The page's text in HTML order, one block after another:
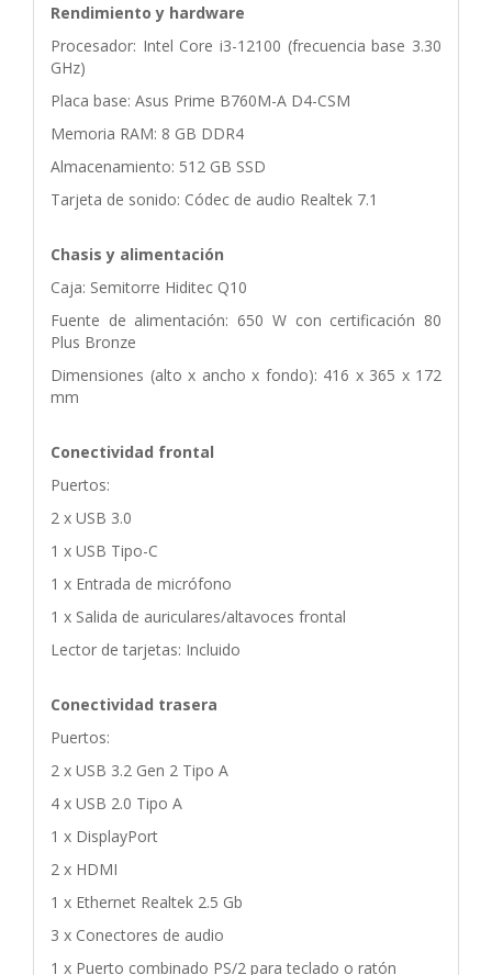
Rendimiento y hardware
Procesador: Intel Core i3-12100 (frecuencia base 3.30
GHz)
Placa base: Asus Prime B760M-A D4-CSM
Memoria RAM: 8 GB DDR4
Almacenamiento: 512 GB SSD
Tarjeta de sonido: Códec de audio Realtek 7.1
Chasis y alimentación
Caja: Semitorre Hiditec Q10
Fuente de alimentación: 650 W con certificación 80
Plus Bronze
Dimensiones (alto x ancho x fondo): 416 x 365 x 172
mm
Conectividad frontal
Puertos:
2 x USB 3.0
1 x USB Tipo-C
1 x Entrada de micrófono
1 x Salida de auriculares/altavoces frontal
Lector de tarjetas: Incluido
Conectividad trasera
Puertos:
2 x USB 3.2 Gen 2 Tipo A
4 x USB 2.0 Tipo A
1 x DisplayPort
2 x HDMI
1 x Ethernet Realtek 2.5 Gb
3 x Conectores de audio
1 x Puerto combinado PS/2 para teclado o ratón